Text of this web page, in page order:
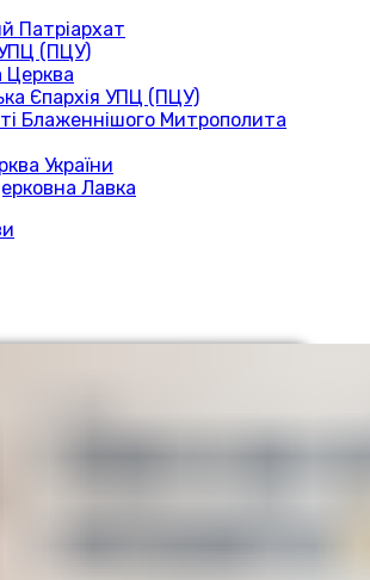
Патріархат
УПЦ (ПЦУ)
Церква
Єпархія УПЦ (ПЦУ)
Блаженнішого Митрополита
України
Лавка